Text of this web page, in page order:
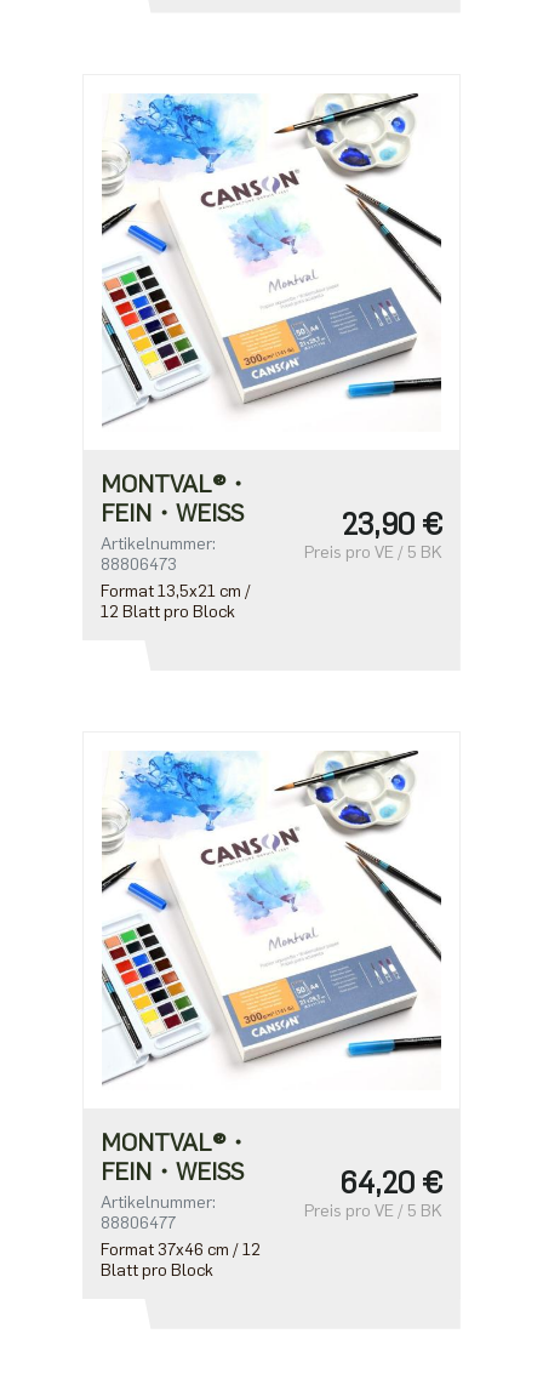
MONTVAL®・
FEIN・WEISS
Artikelnummer:
88806473
Format 13,5x21 cm /
12 Blatt pro Block
23,90 €
Preis pro VE / 5 BK
MONTVAL®・
FEIN・WEISS
Artikelnummer:
88806477
Format 37x46 cm / 12
Blatt pro Block
64,20 €
Preis pro VE / 5 BK